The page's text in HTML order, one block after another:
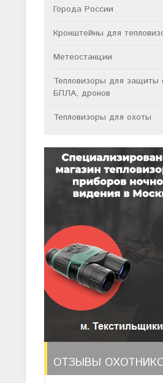
Города России
Кронштейны для
Метеостанции
Тепловизоры для защиты
БПЛА, дронов
Тепловизоры для охоты
ОТЗЫВЫ